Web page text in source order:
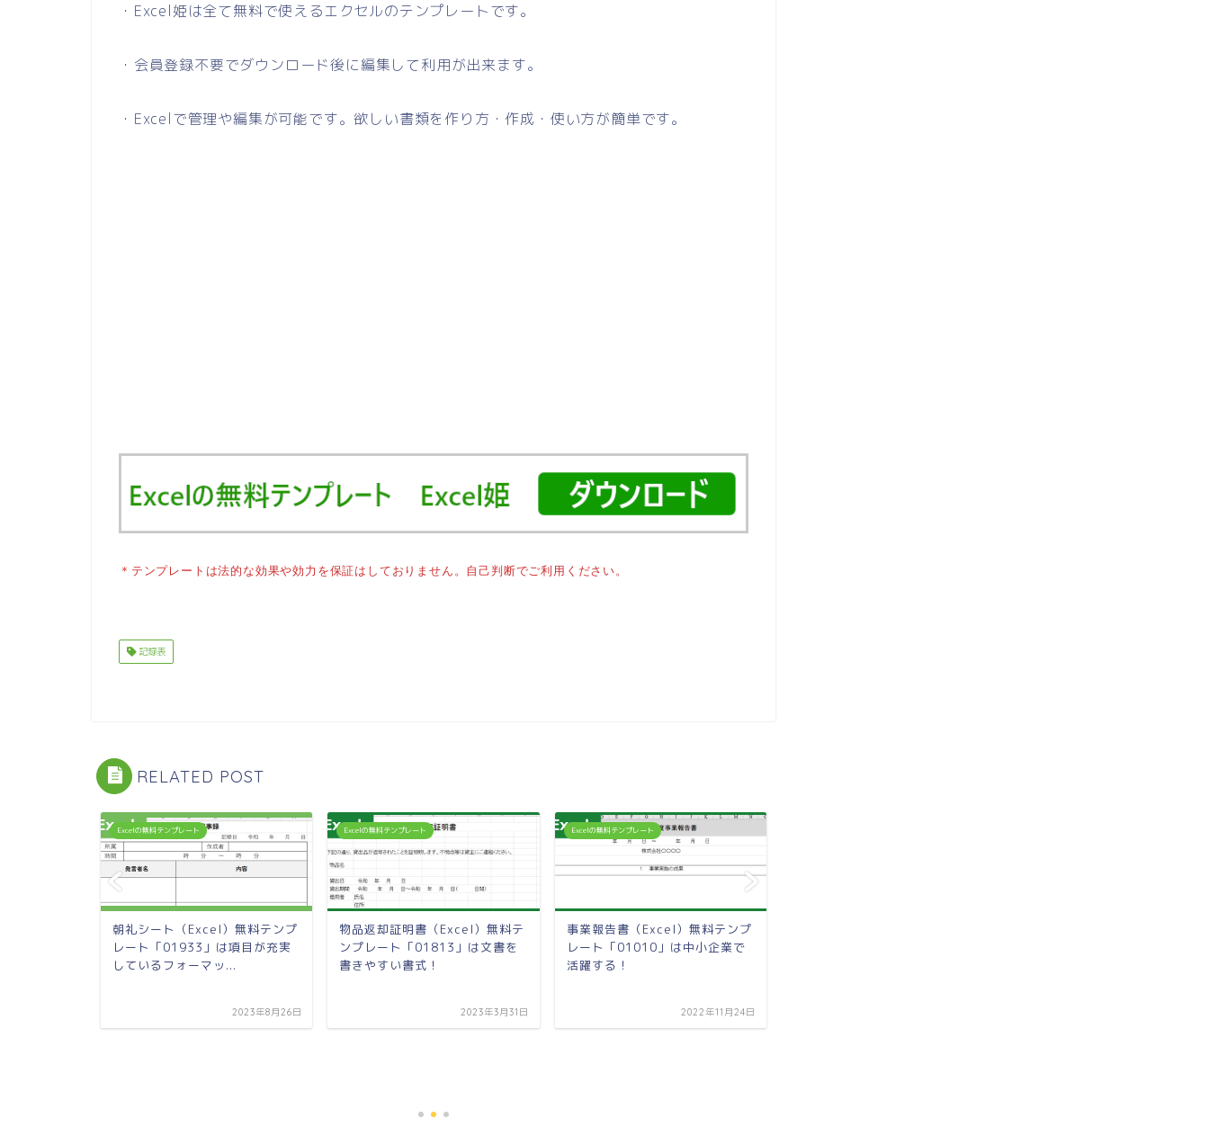
・Excel姫は全て無料で使えるエクセルのテンプレートです。
・会員登録不要でダウンロード後に編集して利用が出来ます。
・Excelで管理や編集が可能です。欲しい書類を作り方・作成・使い方が簡単です。
＊テンプレートは法的な効果や効力を保証はしておりません。自己判断でご利用ください。
記録表
RELATED POST
Excelの無料テンプレート
朝礼シート（Excel）無料テンプ
レート「01933」は項目が充実
しているフォーマッ...
2023年8月26日
Excelの無料テンプレート
物品返却証明書（Excel）無料テ
ンプレート「01813」は文書を
書きやすい書式！
2023年3月31日
Excelの無料テンプレート
事業報告書（Excel）無料テンプ
レート「01010」は中小企業で
活躍する！
2022年11月24日